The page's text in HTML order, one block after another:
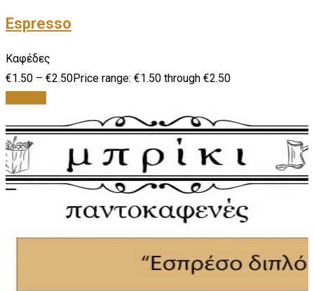
Espresso
Καφέδες
€1.50 – €2.50Price range: €1.50 through €2.50